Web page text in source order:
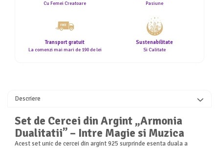
Cu Femei Creatoare Pasiune
Transport gratuit
La comenzi mai mari de 190 de lei
Sustenabilitate
Si Calitate
Descriere
Set de Cercei din Argint „Armonia
Dualitatii” – Intre Magie si Muzica
Acest set unic de cercei din argint 925 surprinde esenta duala a